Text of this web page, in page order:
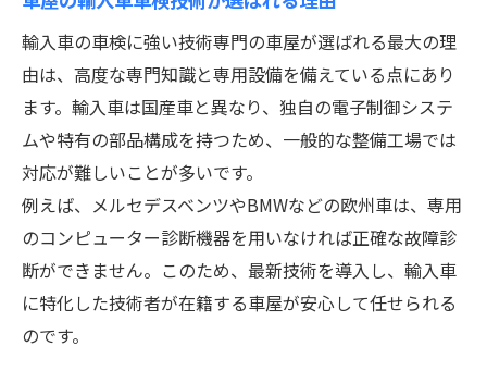
車検を任せるなら技術力が鍵となる理由
車屋選びは輸入車車検の技術力が決め手
技術専門車屋が輸入車車検で信頼される訳
車検で求められる高度な整備士技術とは
輸入車車検の安心は技術力で決まるポイン
ト
埼玉県の車屋で重視される技術専門性
メンテナンス重視の輸入車オーナー必見情報
輸入車の車検に強い技術専門の車屋が選ばれる最大の理
由は、高度な専門知識と専用設備を備えている点にあり
ます。輸入車は国産車と異なり、独自の電子制御システ
ムや特有の部品構成を持つため、一般的な整備工場では
対応が難しいことが多いです。
例えば、メルセデスベンツやBMWなどの欧州車は、専用
のコンピューター診断機器を用いなければ正確な故障診
断ができません。このため、最新技術を導入し、輸入車
に特化した技術者が在籍する車屋が安心して任せられる
のです。